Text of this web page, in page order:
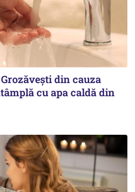
din cauza
cu apa caldă din